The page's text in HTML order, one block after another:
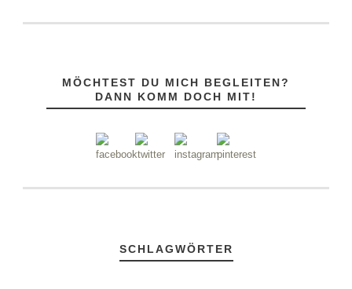
MÖCHTEST DU MICH BEGLEITEN?
DANN KOMM DOCH MIT!
SCHLAGWÖRTER